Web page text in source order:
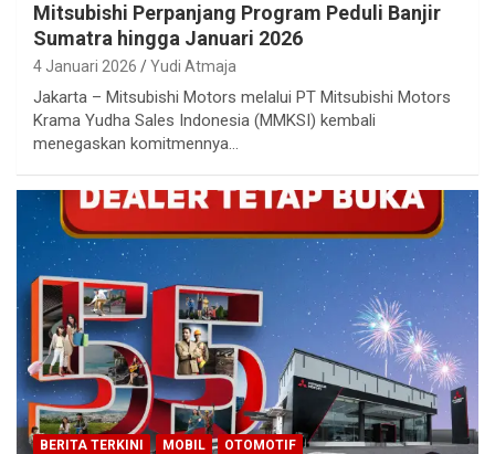
Mitsubishi Perpanjang Program Peduli Banjir
Sumatra hingga Januari 2026
4 Januari 2026 Yudi Atmaja
Jakarta – Mitsubishi Motors melalui PT Mitsubishi Motors
Krama Yudha Sales Indonesia (MMKSI) kembali
menegaskan komitmennya…
BERITA TERKINI MOBIL OTOMOTIF